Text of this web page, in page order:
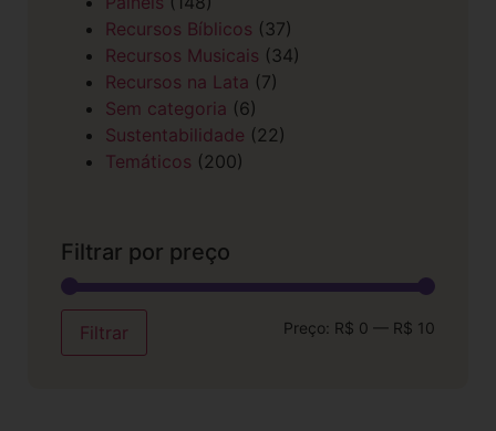
Recursos Bíblicos (37)
Recursos Musicais (34)
Recursos na Lata (7)
Sem categoria (6)
Sustentabilidade (22)
Temáticos (200)
Filtrar por preço
Filtrar Preço: R$ 0 — R$ 10